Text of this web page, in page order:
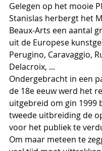
Gelegen op het mooie
Stanislas herbergt het
Beaux-Arts een aantal
uit de Europese
Perugino, Caravaggio,
Delacroix, ...
Ondergebracht in een
de 18e eeuw werd het
uitgebreid om gin 1999
tweede uitbreiding de
voor het publiek te
Om maar meteen te